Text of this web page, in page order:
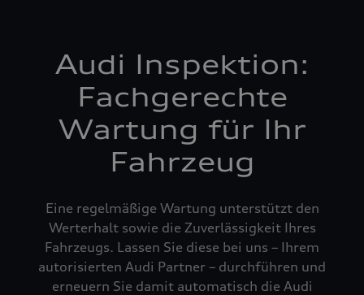
Audi Inspektion:
Fachgerechte
Wartung für Ihr
Fahrzeug
Eine regelmäßige Wartung unterstützt den
Werterhalt sowie die Zuverlässigkeit Ihres
Fahrzeugs. Lassen Sie diese bei uns – Ihrem
autorisierten Audi Partner – durchführen und
erneuern Sie damit automatisch die Audi